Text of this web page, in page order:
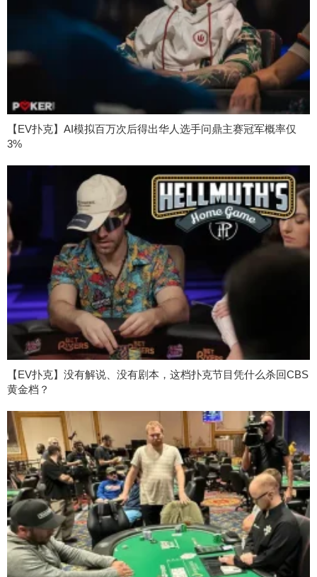
【EV扑克】AI模拟百万次后得出华人选手问鼎主赛冠军概率仅
3%
【EV扑克】没有解说、没有剧本，这档扑克节目凭什么杀回CBS
黄金档？